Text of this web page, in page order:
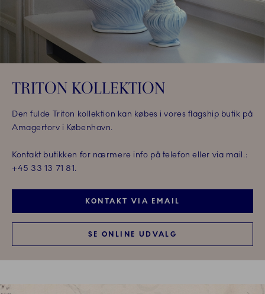
TRITON KOLLEKTION
Den fulde Triton kollektion kan købes i vores flagship butik på
Amagertorv i København.
Kontakt butikken for nærmere info på telefon eller via mail.:
+45 33 13 71 81.
KONTAKT VIA EMAIL
SE ONLINE UDVALG